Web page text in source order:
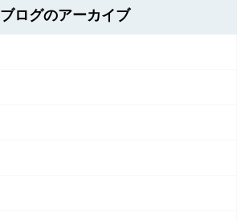
ブログのアーカイブ